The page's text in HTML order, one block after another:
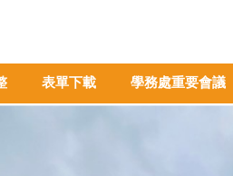
表單下載 學務處重要會議